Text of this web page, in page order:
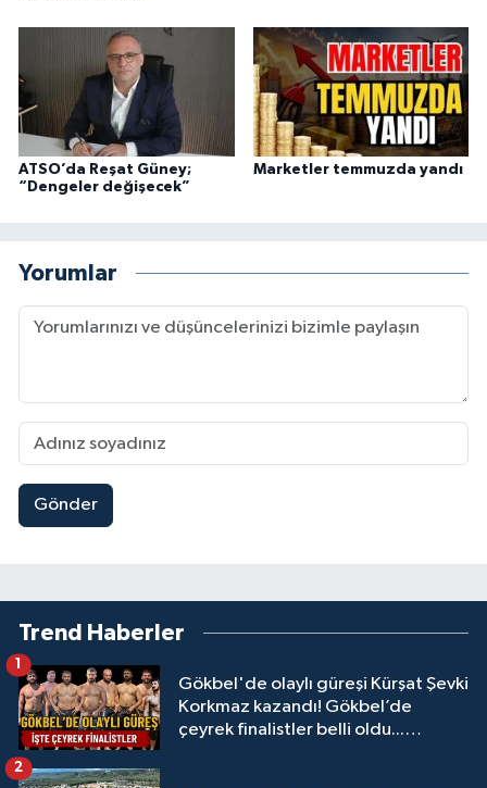
ATSO’da Reşat Güney;
“Dengeler değişecek”
Marketler temmuzda yandı
Yorumlar
Gönder
Trend Haberler
Gökbel'de olaylı güreşi Kürşat Şevki
Korkmaz kazandı! Gökbel’de
çeyrek finalistler belli oldu...
1
2